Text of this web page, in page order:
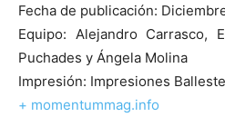
Fecha de publicación:
Equipo: Alejandro Carrasco,
Puchades y Ángela Molina
Impresión: Impresiones
+ momentummag.info